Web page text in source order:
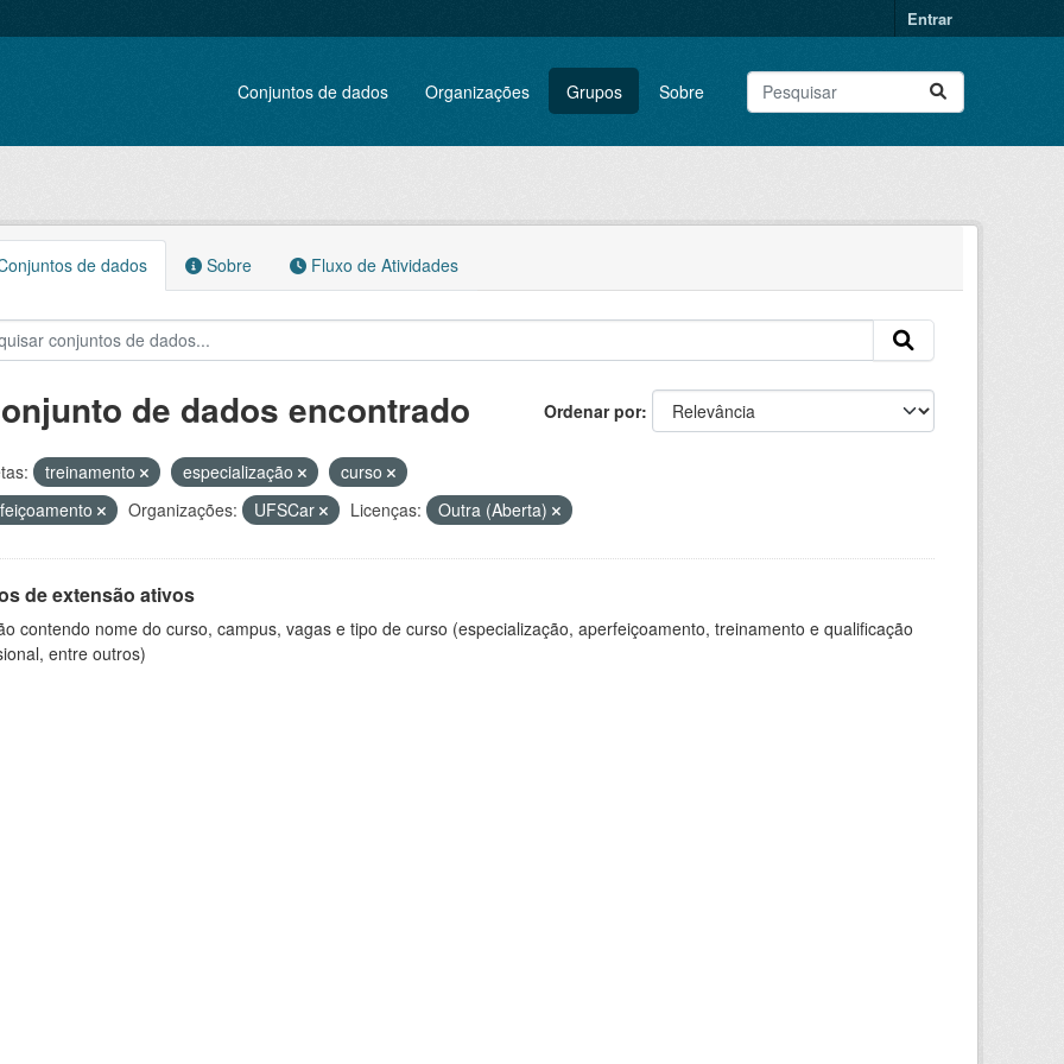
Entrar
Conjuntos de dados Organizações Grupos Sobre
de dados Sobre Fluxo de Atividades
Ordenar por
de dados encontrado
treinamento especialização
curso
Organizações: UFSCar Licenças: Outra (Aberta)
de extensão ativos
contendo nome do curso, campus, vagas e tipo de curso (especialização, aperfeiçoamento, treinamento e qualificação
entre outros)